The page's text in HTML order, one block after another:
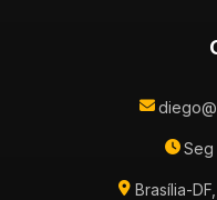
Seg
Brasília-